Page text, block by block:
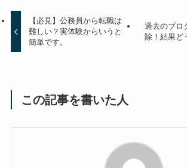
【必見】公務員から転職は
難しい？実体験からいうと
簡単です。
過去のブロ
除！結果ど
この記事を書いた人